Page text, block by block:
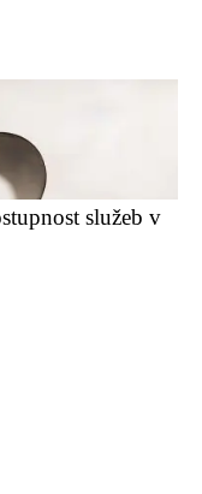
služeb v